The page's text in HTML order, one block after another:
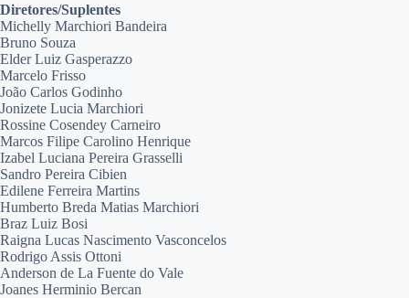
Diretores/Suplentes
Michelly Marchiori Bandeira
Bruno Souza
Elder Luiz Gasperazzo
Marcelo Frisso
João Carlos Godinho
Jonizete Lucia Marchiori
Rossine Cosendey Carneiro
Marcos Filipe Carolino Henrique
Izabel Luciana Pereira Grasselli
Sandro Pereira Cibien
Edilene Ferreira Martins
Humberto Breda Matias Marchiori
Braz Luiz Bosi
Raigna Lucas Nascimento Vasconcelos
Rodrigo Assis Ottoni
Anderson de La Fuente do Vale
Joanes Herminio Bercan